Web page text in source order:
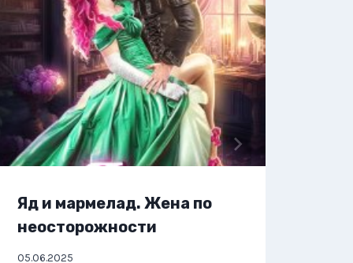
Яд и мармелад. Жена по
неосторожности
05.06.2025